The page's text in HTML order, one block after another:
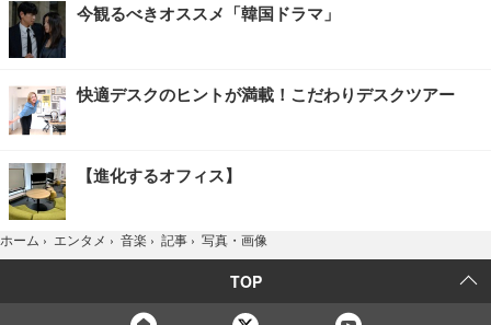
今観るべきオススメ「韓国ドラマ」
快適デスクのヒントが満載！こだわりデスクツアー
【進化するオフィス】
ホーム › エンタメ › 音楽 › 記事 › 写真・画像
TOP